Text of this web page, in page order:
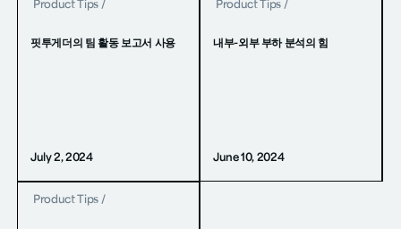
Product Tips /
핏투게더의 팀 활동 보고서 사용
July 2, 2024
Product Tips /
내부-외부 부하 분석의 힘
June 10, 2024
Product Tips /